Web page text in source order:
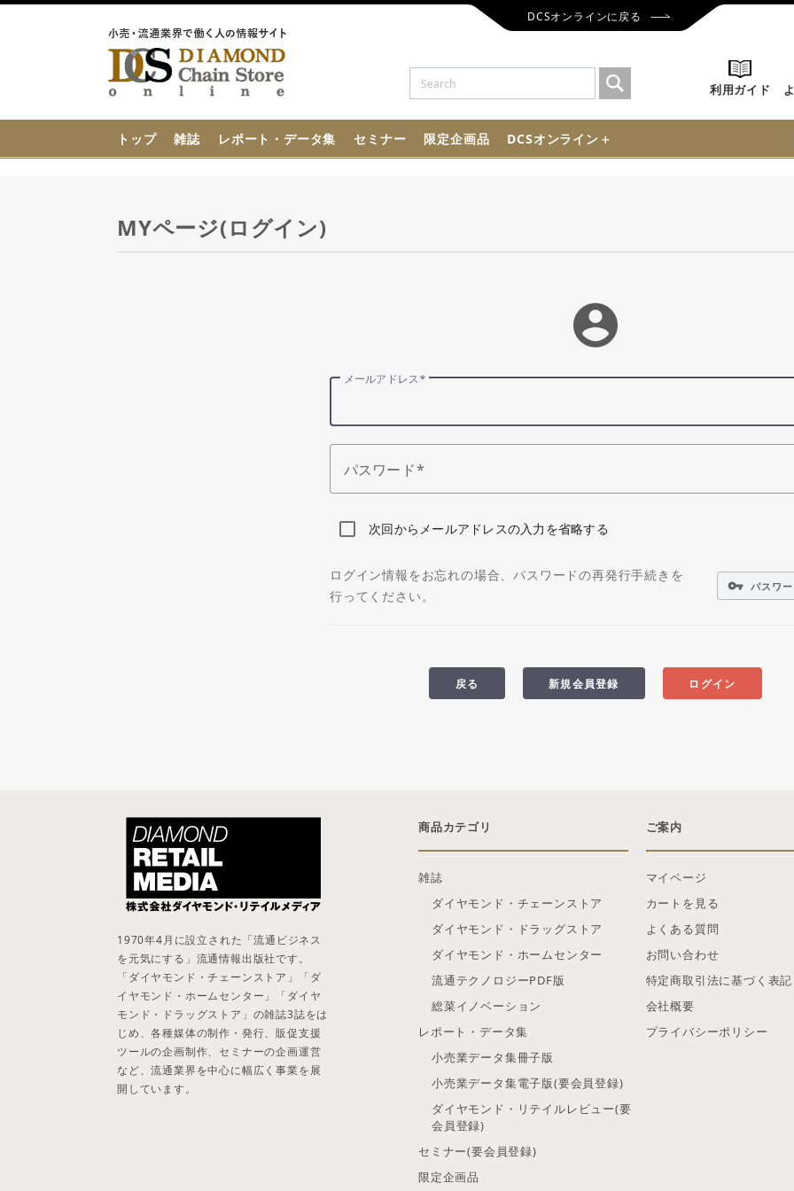
DCSオンラインに戻る
利用ガイド
トップ 雑誌 レポート・データ集 セミナー 限定企画品 DCSオンライン＋
MYページ(ログイン)
account_circle
メールアドレス
パスワード
次回からメールアドレスの入力を省略する
ログイン情報をお忘れの場合、パスワードの再発行手続きを
行ってください。
vpn_key パスワ
ログイン
新規会員登録
戻る
商品カテゴリ
雑誌
ダイヤモンド・チェーンストア
ダイヤモンド・ドラッグストア
ダイヤモンド・ホームセンター
流通テクノロジーPDF版
総菜イノベーション
レポート・データ集
小売業データ集冊子版
小売業データ集電子版(要会員登録)
ダイヤモンド・リテイルレビュー(要
会員登録)
セミナー(要会員登録)
限定企画品
ご案内
マイページ
カートを見る
よくある質問
お問い合わせ
特定商取引法に基づく表記
会社概要
プライバシーポリシー
1970年4月に設立された「流通ビジネス
を元気にする」流通情報出版社です。
「ダイヤモンド・チェーンストア」「ダ
イヤモンド・ホームセンター」「ダイヤ
モンド・ドラッグストア」の雑誌3誌をは
じめ、各種媒体の制作・発行、販促支援
ツールの企画制作、セミナーの企画運営
など、流通業界を中心に幅広く事業を展
開しています。